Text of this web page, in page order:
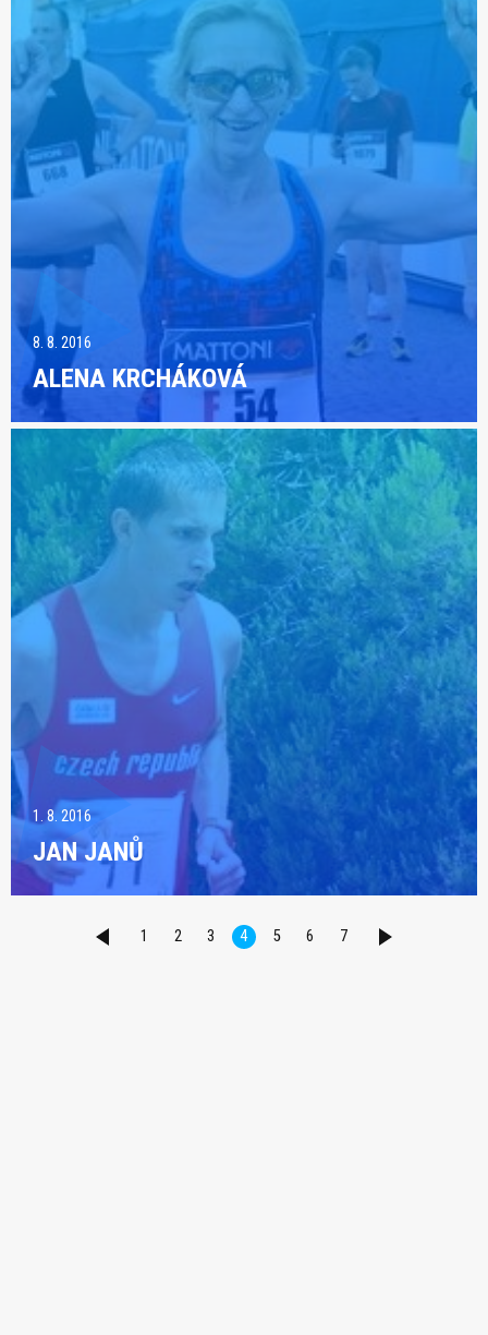
8. 8. 2016
ALENA KRCHÁKOVÁ
1. 8. 2016
JAN JANŮ
1 2 3 4 5 6 7
DALŠÍ